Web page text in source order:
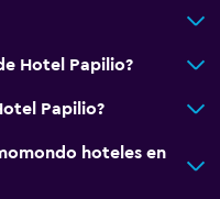
Hotel Papilio?
Papilio?
hoteles en